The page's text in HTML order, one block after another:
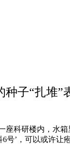
种子“扎堆”
研楼内，水箱
’，可以或许